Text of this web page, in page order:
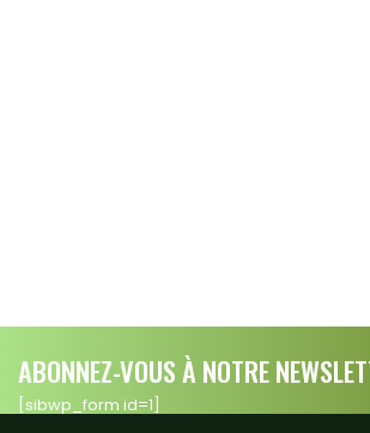
ABONNEZ-VOUS À NOTRE
[sibwp_form id=1]